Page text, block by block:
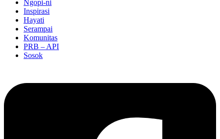
Ngopi-ni
Inspirasi
Hayati
Serampai
Komunitas
PRB – API
Sosok